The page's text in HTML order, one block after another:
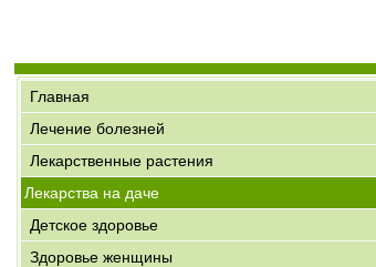
Главная
Лечение болезней
Лекарственные растения
Лекарства на даче
Детское здоровье
Здоровье женщины